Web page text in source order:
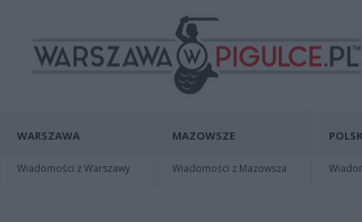
WARSZAWA
Wiadomości z Warszawy
MAZOWSZE
Wiadomości z Mazowsza